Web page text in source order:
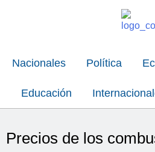
Nacionales Política
Educación
Precios de los